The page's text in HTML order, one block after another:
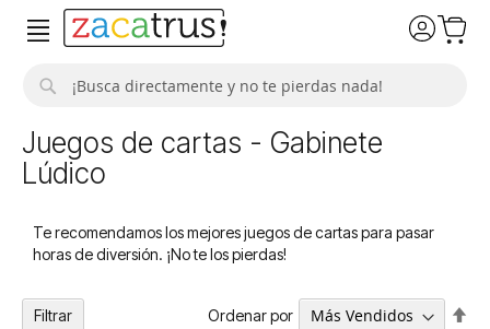
Juegos de cartas - Gabinete
Lúdico
Te recomendamos los mejores juegos de cartas para pasar
horas de diversión. ¡No te los pierdas!
Ordenar por
Filtrar